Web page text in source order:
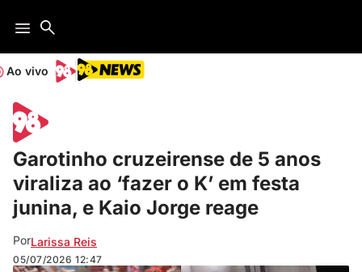
Ao vivo
Garotinho cruzeirense de 5 anos
viraliza ao ‘fazer o K’ em festa
junina, e Kaio Jorge reage
PorLarissa Reis
05/07/2026 12:47